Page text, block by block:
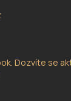
Dozvíte se